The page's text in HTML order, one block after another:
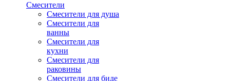
Смесители
Смесители для душа
Смесители для
ванны
Смесители для
кухни
Смесители для
раковины
Смесители для биде